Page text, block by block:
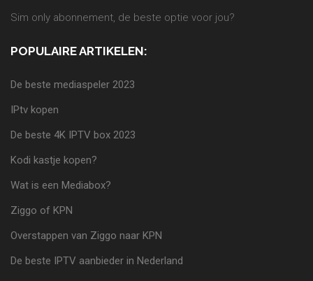
Sim only abonnement, de beste optie voor jou?
POPULAIRE ARTIKELEN:
De beste mediaspeler 2023
IPtv kopen
De beste 4K IPTV box 2023
Kodi kastje kopen?
Wat is een Mediabox?
Ziggo of KPN
Overstappen van Ziggo naar KPN
De beste IPTV aanbieder in Nederland